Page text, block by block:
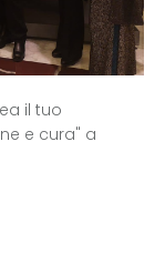
il tuo
e cura" a